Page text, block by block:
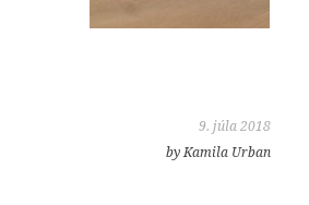
9. júla 2018
by Kamila Urban